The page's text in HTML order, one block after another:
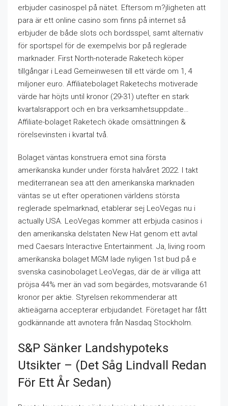
erbjuder casinospel på nätet. Eftersom m?jligheten att
para är ett online casino som finns på internet så
erbjuder de både slots och bordsspel, samt alternativ
för sportspel för de exempelvis bor på reglerade
marknader. First North-noterade Raketech köper
tillgångar i Lead Gemeinwesen till ett värde om 1, 4
miljoner euro. Affiliatebolaget Raketechs motiverade
värde har höjts until kronor (29-31) utefter en stark
kvartalsrapport och en bra verksamhetsuppdate…
Affiliate-bolaget Raketech ökade omsättningen &
rörelsevinsten i kvartal två.
Bolaget väntas konstruera emot sina första
amerikanska kunder under första halvåret 2022. I takt
mediterranean sea att den amerikanska marknaden
väntas se ut efter operationen världens största
reglerade spelmarknad, etablerar sej LeoVegas nu i
actually USA. LeoVegas kommer att erbjuda casinos i
den amerikanska delstaten New Hat genom ett avtal
med Caesars Interactive Entertainment. Ja, living room
amerikanska bolaget MGM lade nyligen 1st bud på e
svenska casinobolaget LeoVegas, där de är villiga att
pröjsa 44% mer än vad som begärdes, motsvarande 61
kronor per aktie. Styrelsen rekommenderar att
aktieägarna accepterar erbjudandet. Företaget har fått
godkännande att avnotera från Nasdaq Stockholm.
S&p Sänker Landshypoteks
Utsikter – (det Såg Lindvall Redan
För Ett År Sedan)